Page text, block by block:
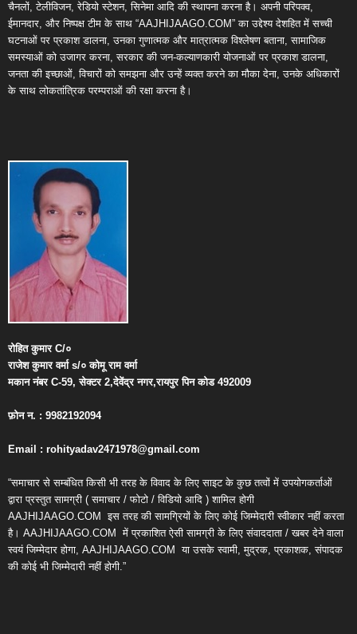
चैनलों, टेलीविजन, रेडियो स्टेशन, सिनेमा आदि की स्थापना करना है। अपनी परिपक्व,
ईमानदार, और निष्पक्ष टीम के साथ “AAJHIJAAGO.COM” का उद्देश्य देशहित में सच्ची
घटनाओं पर प्रकाश डालना, उनका गुणात्मक और मात्रात्मक विश्लेषण बताना, सामाजिक
समस्याओं को उजागर करना, सरकार की जन-कल्याणकारी योजनाओं पर प्रकाश डालना,
जनता की इच्छाओं, विचारों को समझना और उन्हें व्यक्त करने का मौका देना, उनके अधिकारों
के साथ लोकतांत्रिक परम्पराओं की रक्षा करना है।
रोहित कुमारC/०
राजेश कुमार वर्माs/० कोमू राम वर्मा
मकान नंबरC-59,सेक्टर2,देवेंद्र नगर,रायपुर पिन कोड492009
फ़ोन न. : 9982192094
Email : rohityadav2471978@gmail.com
“समाचार से सम्बंधित किसी भी तरह के विवाद के लिए साइट के कुछ तत्वों में उपयोगकर्ताओं
द्वारा प्रस्तुत सामग्री ( समाचार / फोटो / विडियो आदि ) शामिल होगी
AAJHIJAAGO.COM इस तरह की सामग्रियों के लिए कोई जिम्मेदारी स्वीकार नहीं करता
है। AAJHIJAAGO.COM में प्रकाशित ऐसी सामग्री के लिए संवाददाता / खबर देने वाला
स्वयं जिम्मेदार होगा, AAJHIJAAGO.COM या उसके स्वामी, मुद्रक, प्रकाशक, संपादक
की कोई भी जिम्मेदारी नहीं होगी.”